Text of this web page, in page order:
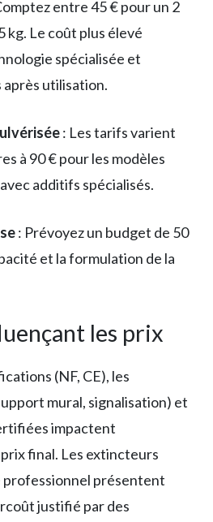
entre 45 € pour un 2
kg. Le coût plus élevé
spécialisée et
après utilisation.
: Les tarifs varient
à 90 € pour les modèles
additifs spécialisés.
: Prévoyez un budget de 50
et la formulation de la
les prix
(NF, CE), les
mural, signalisation) et
impactent
final. Les extincteurs
présentent
justifié par des